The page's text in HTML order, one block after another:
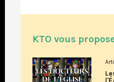
KTO vous